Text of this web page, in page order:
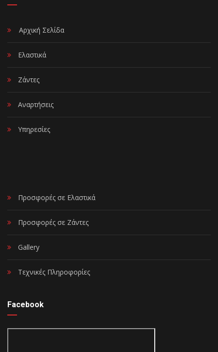
Αρχική Σελίδα
Ελαστικά
Ζάντες
Αναρτήσεις
Υπηρεσίες
Προσφορές σε Ελαστικά
Προσφορές σε Ζάντες
Gallery
Τεχνικές Πληροφορίες
Facebook